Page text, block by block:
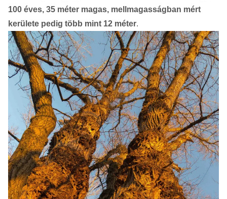
100 éves, 35 méter magas, mellmagasságban mért
kerülete pedig több mint 12 méter.